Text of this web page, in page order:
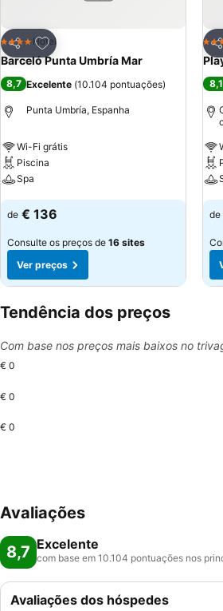
Partilhar
Adicionar aos favoritos
4 EstrelasHotel
Barceló Punta Umbría Mar
8,7 Excelente (10.104 pontuações)
Punta Umbría, Espanha
Wi-Fi grátis
Piscina
Spa
Ver preços
de € 136
Consulte os preços de 16 sites
Ver preços
4
8,1
de
Tendência dos preços
Com base nos preços mais baixos no
€ 0
€ 0
€ 0
Avaliações
8,7 Excelente
com base em 10.104 pontuações nos
Avaliações dos hóspedes